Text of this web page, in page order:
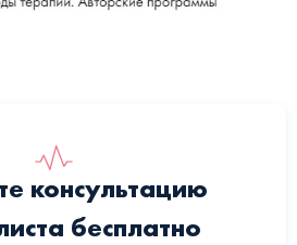
консультацию
бесплатно